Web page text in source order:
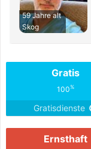
59 Jahre alt
Skog
Gratis
100%
Gratisdienste
Ernsthaft